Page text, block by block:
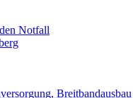
Notfall
Breitbandausbau